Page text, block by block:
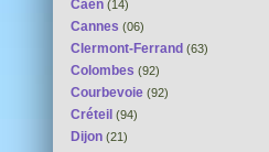
Caen (14)
Cannes (06)
Clermont-Ferrand (63)
Colombes (92)
Courbevoie (92)
Créteil (94)
Dijon (21)